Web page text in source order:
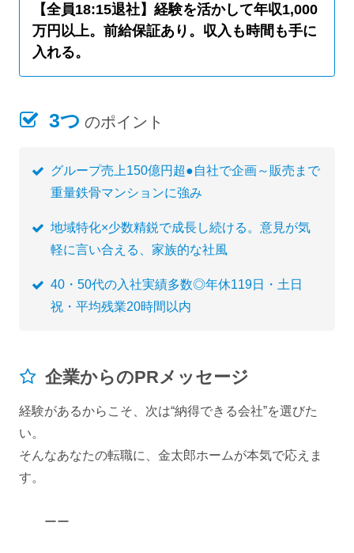
【全員18:15退社】経験を活かして年収1,000
万円以上。前給保証あり。収入も時間も手に
入れる。
3つ のポイント
グループ売上150億円超●自社で企画～販売まで
重量鉄骨マンションに強み
地域特化×少数精鋭で成長し続ける。意見が気
軽に言い合える、家族的な社風
40・50代の入社実績多数◎年休119日・土日
祝・平均残業20時間以内
企業からのPRメッセージ
経験があるからこそ、次は“納得できる会社”を選びた
い。
そんなあなたの転職に、金太郎ホームが本気で応えま
す。
ーー